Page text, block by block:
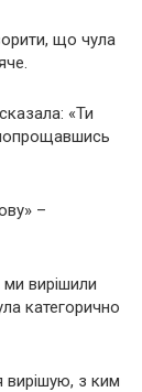
що чула
«Ти
–
вирішили
категорично
вирішую, з ким